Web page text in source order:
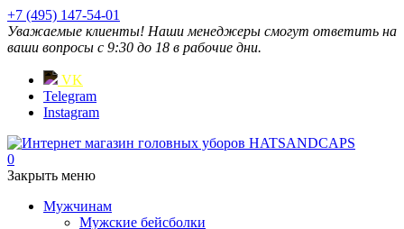
+7 (495) 147-54-01
Уважаемые клиенты! Наши менеджеры смогут ответить на
ваши вопросы с 9:30 до 18 в рабочие дни.
VK
Telegram
Instagram
0
Закрыть меню
Мужчинам
Мужские бейсболки